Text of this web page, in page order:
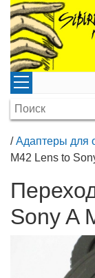
/Адаптеры для
M42 Lens to
Sony A